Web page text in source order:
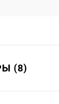
(8)